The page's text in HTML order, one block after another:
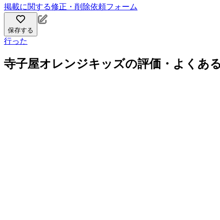
掲載に関する修正・削除依頼フォーム
保存する
行った
寺子屋オレンジキッズの評価・よくあ